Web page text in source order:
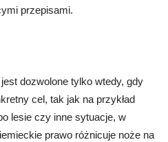
przepisami.
dozwolone tylko wtedy, gdy
cel, tak jak na przykład
lesie czy inne sytuacje, w
prawo różnicuje noże na